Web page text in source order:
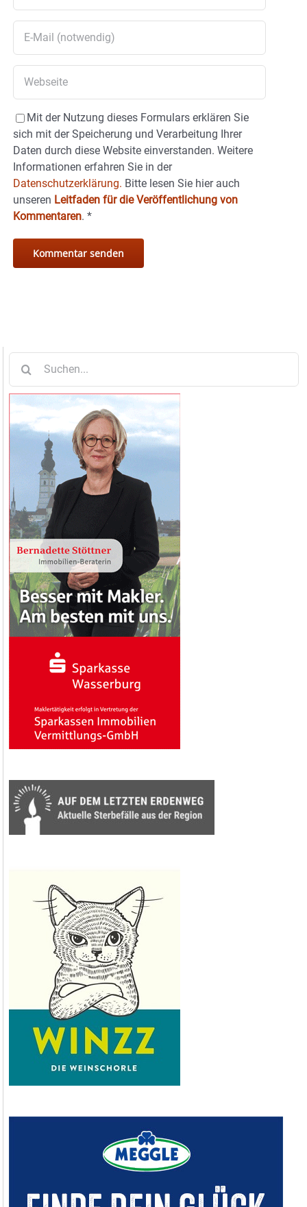
Mit der Nutzung dieses Formulars erklären Sie
sich mit der Speicherung und Verarbeitung Ihrer
Daten durch diese Website einverstanden. Weitere
Informationen erfahren Sie in der
Datenschutzerklärung. Bitte lesen Sie hier auch
unseren Leitfaden für die Veröffentlichung von
Kommentaren. *
nach: